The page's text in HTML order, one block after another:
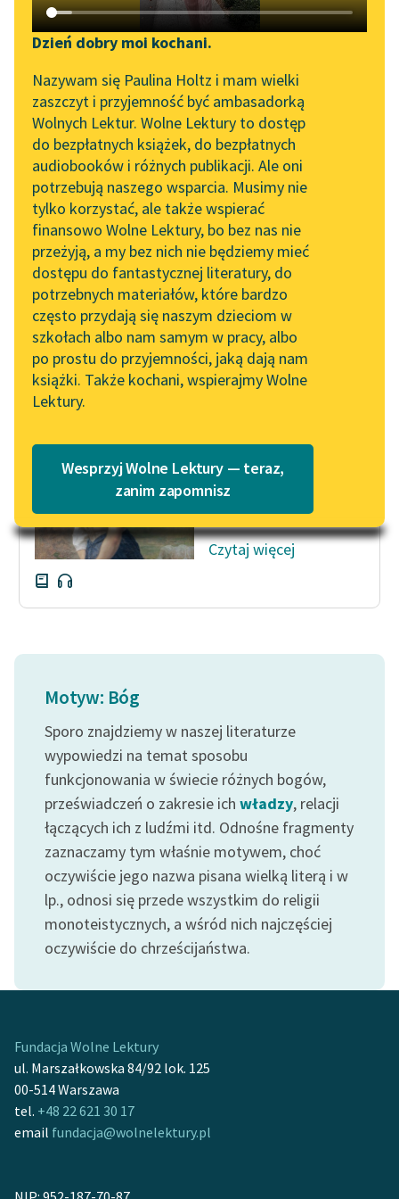
Katalog DAISY
Podkasty o książkach
Zgłoś brak utworu
Aktualności
„Prokurator Alicja Horn”
do słuchania
Byliśmy częścią AI Impact
Lab
Zapraszamy na spotkanie
online z tłumaczkami
literatury skandynawskiej
Spotkanie z Katarzyną
Tunkiel w Oslo
102. lata temu zmarł
Joseph Conrad
Lektury szkolne i klasyka
literatury do słuchania dla
uczennic i uczniów z
niepełnosprawnościami
E-kolekcja lektur
szkolnych i literatury do
uczniów z
Feministyczne inspiracje.
Popularyzacja
skandynawskiej literatury
feministycznej
Ręce pełne poezji
Kolekcje edukacyjne
twórców przechodzących
do domeny publicznej,
lektur szkolnych oraz
Starego Testamentu
Narzędzia
Mapa Wolnych Lektur
Leśmianator
Przewodnik dla piszących i
czytających
API
OAI-PMH
Widget Wolnych Lektur
Przypisy
Katalog w formacie PDF
O nas
Kontakt
O projekcie
Dzień dobry moi kochani.
Nazywam się Paulina Holtz i mam wielki
zaszczyt i przyjemność być ambasadorką
Wolnych Lektur. Wolne Lektury to dostęp
do bezpłatnych książek, do bezpłatnych
audiobooków i różnych publikacji. Ale oni
potrzebują naszego wsparcia. Musimy nie
tylko korzystać, ale także wspierać
finansowo Wolne Lektury, bo bez nas nie
przeżyją, a my bez nich nie będziemy mieć
dostępu do fantastycznej literatury, do
potrzebnych materiałów, które bardzo
często przydają się naszym dzieciom w
szkołach albo nam samym w pracy, albo
po prostu do przyjemności, jaką dają nam
książki. Także kochani, wspierajmy Wolne
Lektury.
Wesprzyj Wolne Lektury — teraz,
zanim zapomnisz
Johanna Spyri
— Czy nie przychodziło
ci dziś na myśl, jak to
dobrze, że Bóg nie
ustępuje naszym...
Czytaj więcej
Johanna Spyri
Heidi
Bóg! — powiedziała
wzruszona do głębi. —
Czytaj więcej
Motyw: Bóg
Sporo znajdziemy w naszej literaturze
wypowiedzi na temat sposobu
funkcjonowania w świecie różnych bogów,
przeświadczeń o zakresie ich władzy, relacji
łączących ich z ludźmi itd. Odnośne fragmenty
zaznaczamy tym właśnie motywem, choć
oczywiście jego nazwa pisana wielką literą i w
lp., odnosi się przede wszystkim do religii
monoteistycznych, a wśród nich najczęściej
oczywiście do chrześcijaństwa.
Fundacja Wolne Lektury
ul. Marszałkowska 84/92 lok. 125
00-514 Warszawa
tel. +48 22 621 30 17
email fundacja@wolnelektury.pl